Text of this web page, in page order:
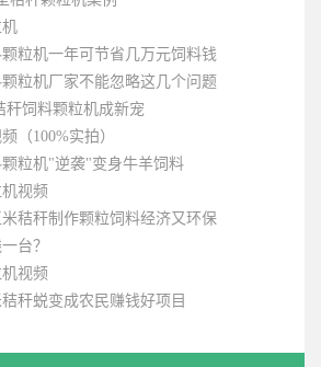
粒机一年可节省几万元饲料钱
粒机厂家不能忽略这几个问题
秆饲料颗粒机成新宠
（100%实拍）
粒机"逆袭"变身牛羊饲料
视频
秸秆制作颗粒饲料经济又环保
台？
视频
秆蜕变成农民赚钱好项目